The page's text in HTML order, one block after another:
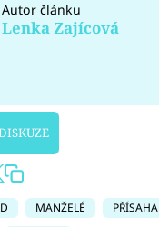
Autor článku
Lenka Zajícová
MANŽELÉ PŘÍSAHA